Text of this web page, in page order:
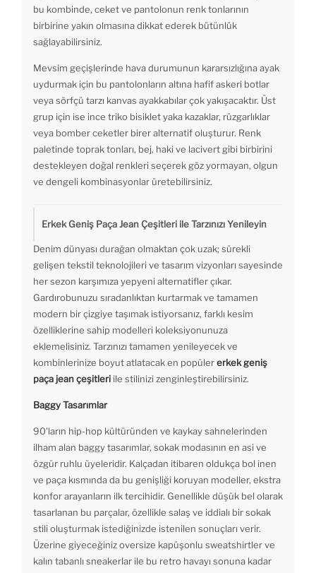
bu kombinde, ceket ve pantolonun renk tonlarının
birbirine yakın olmasına dikkat ederek bütünlük
sağlayabilirsiniz.
Mevsim geçişlerinde hava durumunun kararsızlığına ayak
uydurmak için bu pantolonların altına hafif askeri botlar
veya sörfçü tarzı kanvas ayakkabılar çok yakışacaktır. Üst
grup için ise ince triko bisiklet yaka kazaklar, rüzgarlıklar
veya bomber ceketler birer alternatif oluşturur. Renk
paletinde toprak tonları, bej, haki ve lacivert gibi birbirini
destekleyen doğal renkleri seçerek göz yormayan, olgun
ve dengeli kombinasyonlar üretebilirsiniz.
Erkek Geniş Paça Jean Çeşitleri ile Tarzınızı Yenileyin
Denim dünyası durağan olmaktan çok uzak; sürekli
gelişen tekstil teknolojileri ve tasarım vizyonları sayesinde
her sezon karşımıza yepyeni alternatifler çıkar.
Gardırobunuzu sıradanlıktan kurtarmak ve tamamen
modern bir çizgiye taşımak istiyorsanız, farklı kesim
özelliklerine sahip modelleri koleksiyonunuza
eklemelisiniz. Tarzınızı tamamen yenileyecek ve
kombinlerinize boyut atlatacak en popülererkek geniş
paça jean çeşitleri ile stilinizi zenginleştirebilirsiniz.
Baggy Tasarımlar
90'ların hip-hop kültüründen ve kaykay sahnelerinden
ilham alan baggy tasarımlar, sokak modasının en asi ve
özgür ruhlu üyeleridir. Kalçadan itibaren oldukça bol inen
ve paça kısmında da bu genişliği koruyan modeller, ekstra
konfor arayanların ilk tercihidir. Genellikle düşük bel olarak
tasarlanan bu parçalar, özellikle salaş ve iddialı bir sokak
stili oluşturmak istediğinizde istenilen sonuçları verir.
Üzerine giyeceğiniz oversize kapüşonlu sweatshirtler ve
kalın tabanlı sneakerlar ile bu retro havayı sonuna kadar